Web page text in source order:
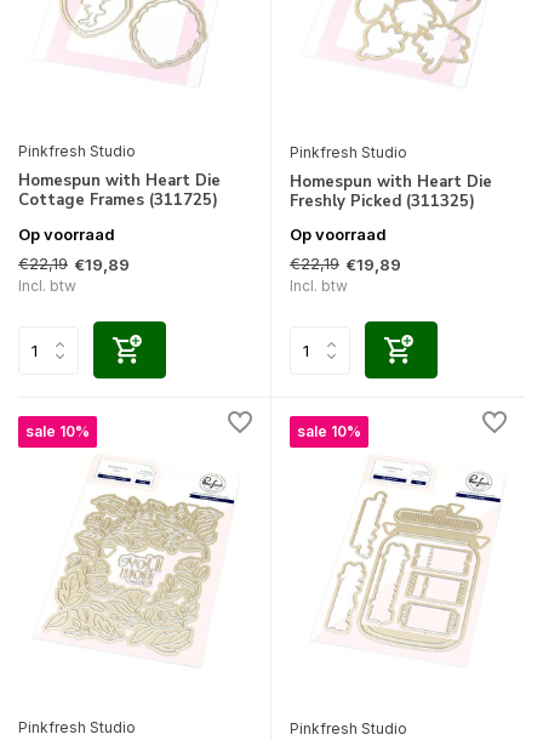
Pinkfresh Studio
Homespun with Heart Die
Cottage Frames (311725)
Op voorraad
€22,19 €19,89
Incl. btw
Pinkfresh Studio
Homespun with Heart Die
Freshly Picked (311325)
Op voorraad
€22,19 €19,89
Incl. btw
sale 10%
Pinkfresh Studio
sale 10%
Pinkfresh Studio